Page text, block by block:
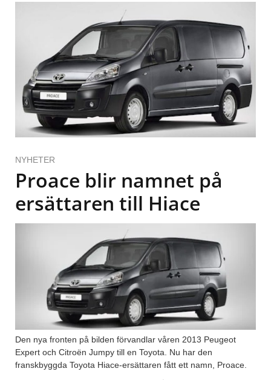
NYHETER
Proace blir namnet på
ersättaren till Hiace
Den nya fronten på bilden förvandlar våren 2013 Peugeot
Expert och Citroën Jumpy till en Toyota. Nu har den
franskbyggda Toyota Hiace-ersättaren fått ett namn, Proace.